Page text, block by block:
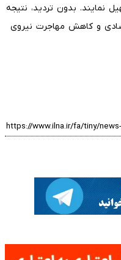
نمایند. بدون تردید، نتیجه
و کاهش مهاجرت نیروی